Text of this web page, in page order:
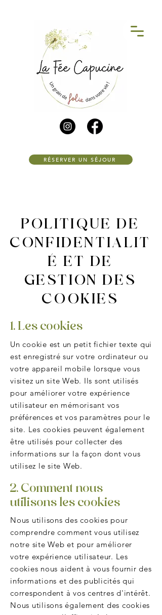
RÉSERVER UN SÉJOUR
POLITIQUE DE
CONFIDENTIALIT
É ET DE
GESTION DES
COOKIES
1. Les cookies
Un cookie est un petit fichier texte qui
est enregistré sur votre ordinateur ou
votre appareil mobile lorsque vous
visitez un site Web. Ils sont utilisés
pour améliorer votre expérience
utilisateur en mémorisant vos
préférences et vos paramètres pour le
site. Les cookies peuvent également
être utilisés pour collecter des
informations sur la façon dont vous
utilisez le site Web.
2. Comment nous
utilisons les cookies
Nous utilisons des cookies pour
comprendre comment vous utilisez
notre site Web et pour améliorer
votre expérience utilisateur. Les
cookies nous aident à vous fournir des
informations et des publicités qui
correspondent à vos centres d'intérêt.
Nous utilisons également des cookies